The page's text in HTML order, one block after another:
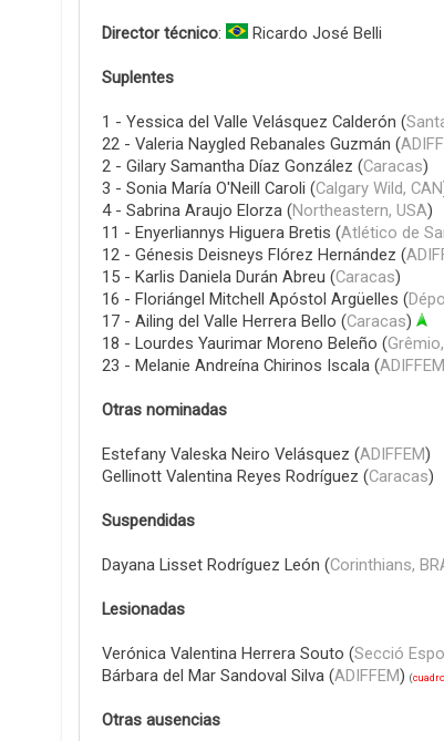
Director técnico: Ricardo José Belli
Suplentes
1 - Yessica del Valle Velásquez Calderón (
22 - Valeria Naygled Rebanales Guzmán (
2 - Gilary Samantha Díaz González (Caracas)
3 - Sonia María O'Neill Caroli (Calgary Wild, CAN
4 - Sabrina Araujo Elorza (Northeastern, USA)
11 - Enyerliannys Higuera Bretis (Atlético de
12 - Génesis Deisneys Flórez Hernández (
15 - Karlis Daniela Durán Abreu (Caracas)
16 - Floriángel Mitchell Apóstol Argüelles (
17 - Ailing del Valle Herrera Bello (Caracas)
18 - Lourdes Yaurimar Moreno Beleño (
23 - Melanie Andreína Chirinos Iscala (ADIFFEM
Otras nominadas
Estefany Valeska Neiro Velásquez (ADIFFEM)
Gellinott Valentina Reyes Rodríguez (Caracas)
Suspendidas
Dayana Lisset Rodríguez León (Corinthians,
Lesionadas
Verónica Valentina Herrera Souto (Secció
Bárbara del Mar Sandoval Silva (ADIFFEM) (
Otras ausencias